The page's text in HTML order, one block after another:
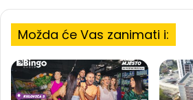
Možda će Vas zanimati i: